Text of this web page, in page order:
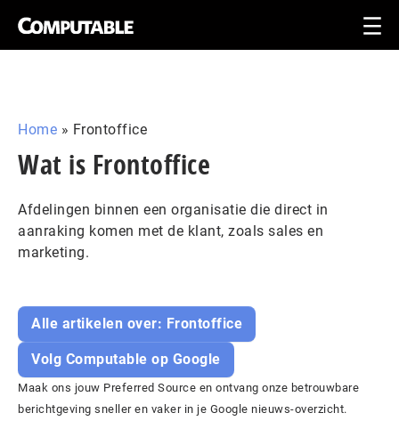
Home » Frontoffice
Wat is Frontoffice
Afdelingen binnen een organisatie die direct in
aanraking komen met de klant, zoals sales en
marketing.
Alle artikelen over: Frontoffice
Volg Computable op Google
Maak ons jouw Preferred Source en ontvang onze betrouwbare
berichtgeving sneller en vaker in je Google nieuws-overzicht.